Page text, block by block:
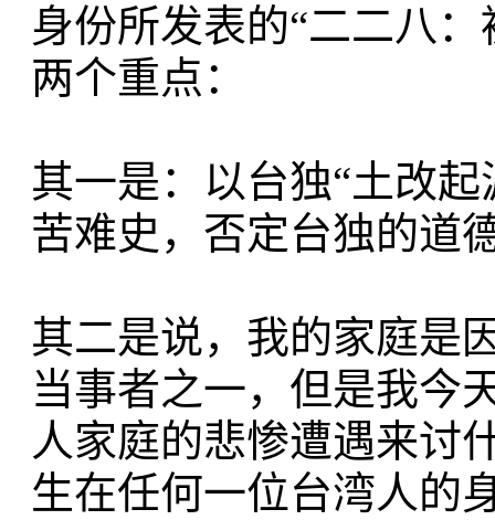
身份所发表的“二二八
两个重点：
其一是：以台独“土改
苦难史，否定台独的道
其二是说，我的家庭是
当事者之一，但是我今
人家庭的悲惨遭遇来讨
生在任何一位台湾人的